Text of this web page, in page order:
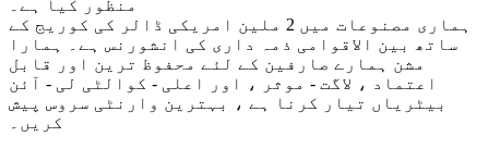
منظور کیا ہے۔
ہماری مصنوعات میں 2 ملین امریکی ڈالر کی کوریج کے
ساتھ بین الاقوامی ذمہ داری کی انشورنس ہے۔ ہمارا
مشن ہمارے صارفین کے لئے محفوظ ترین اور قابل
اعتماد ، لاگت - موثر ، اور اعلی - کوالٹی لی - آئن
بیٹریاں تیار کرنا ہے ، بہترین وارنٹی سروس پیش
کریں۔